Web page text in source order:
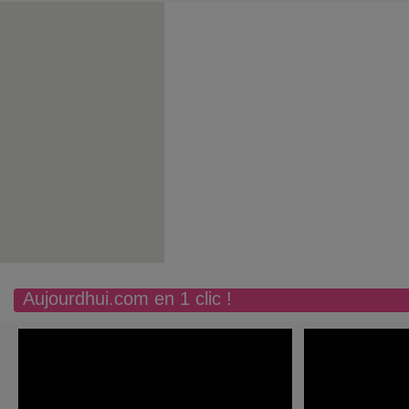
Aujourdhui.com en 1 clic !